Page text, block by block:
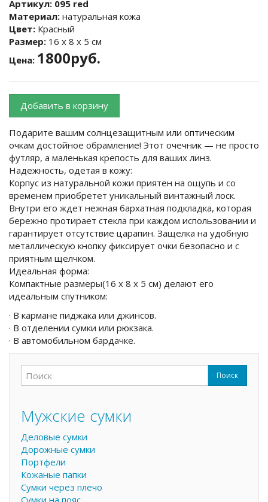
Артикул: 095 red
Материал: натуральная кожа
Цвет: Красный
Размер: 16 х 8 х 5 см
Цена: 1800руб.
Добавить в корзину
Подарите вашим солнцезащитным или оптическим
очкам достойное обрамление! Этот очечник — не просто
футляр, а маленькая крепость для ваших линз.
Надежность, одетая в кожу:
Корпус из натуральной кожи приятен на ощупь и со
временем приобретет уникальный винтажный лоск.
Внутри его ждет нежная бархатная подкладка, которая
бережно протирает стекла при каждом использовании и
гарантирует отсутствие царапин. Защелка на удобную
металлическую кнопку фиксирует очки безопасно и с
приятным щелчком.
Идеальная форма:
Компактные размеры(16 x 8 x 5 см) делают его
идеальным спутником:
· В кармане пиджака или джинсов.
· В отделении сумки или рюкзака.
· В автомобильном бардачке.
Форма поиска Поиск
Мужские сумки
Деловые сумки
Дорожные сумки
Портфели
Кожаные папки
Сумки через плечо
Сумки на пояс